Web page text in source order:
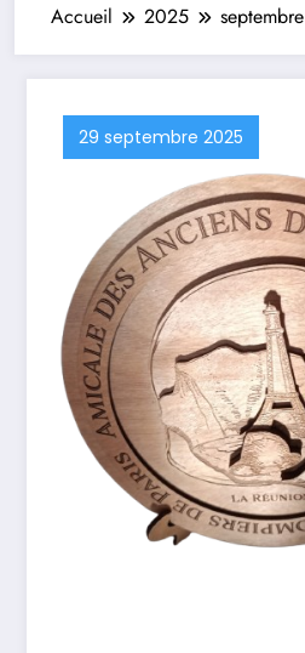
Accueil 2025 septembre
29 septembre 2025